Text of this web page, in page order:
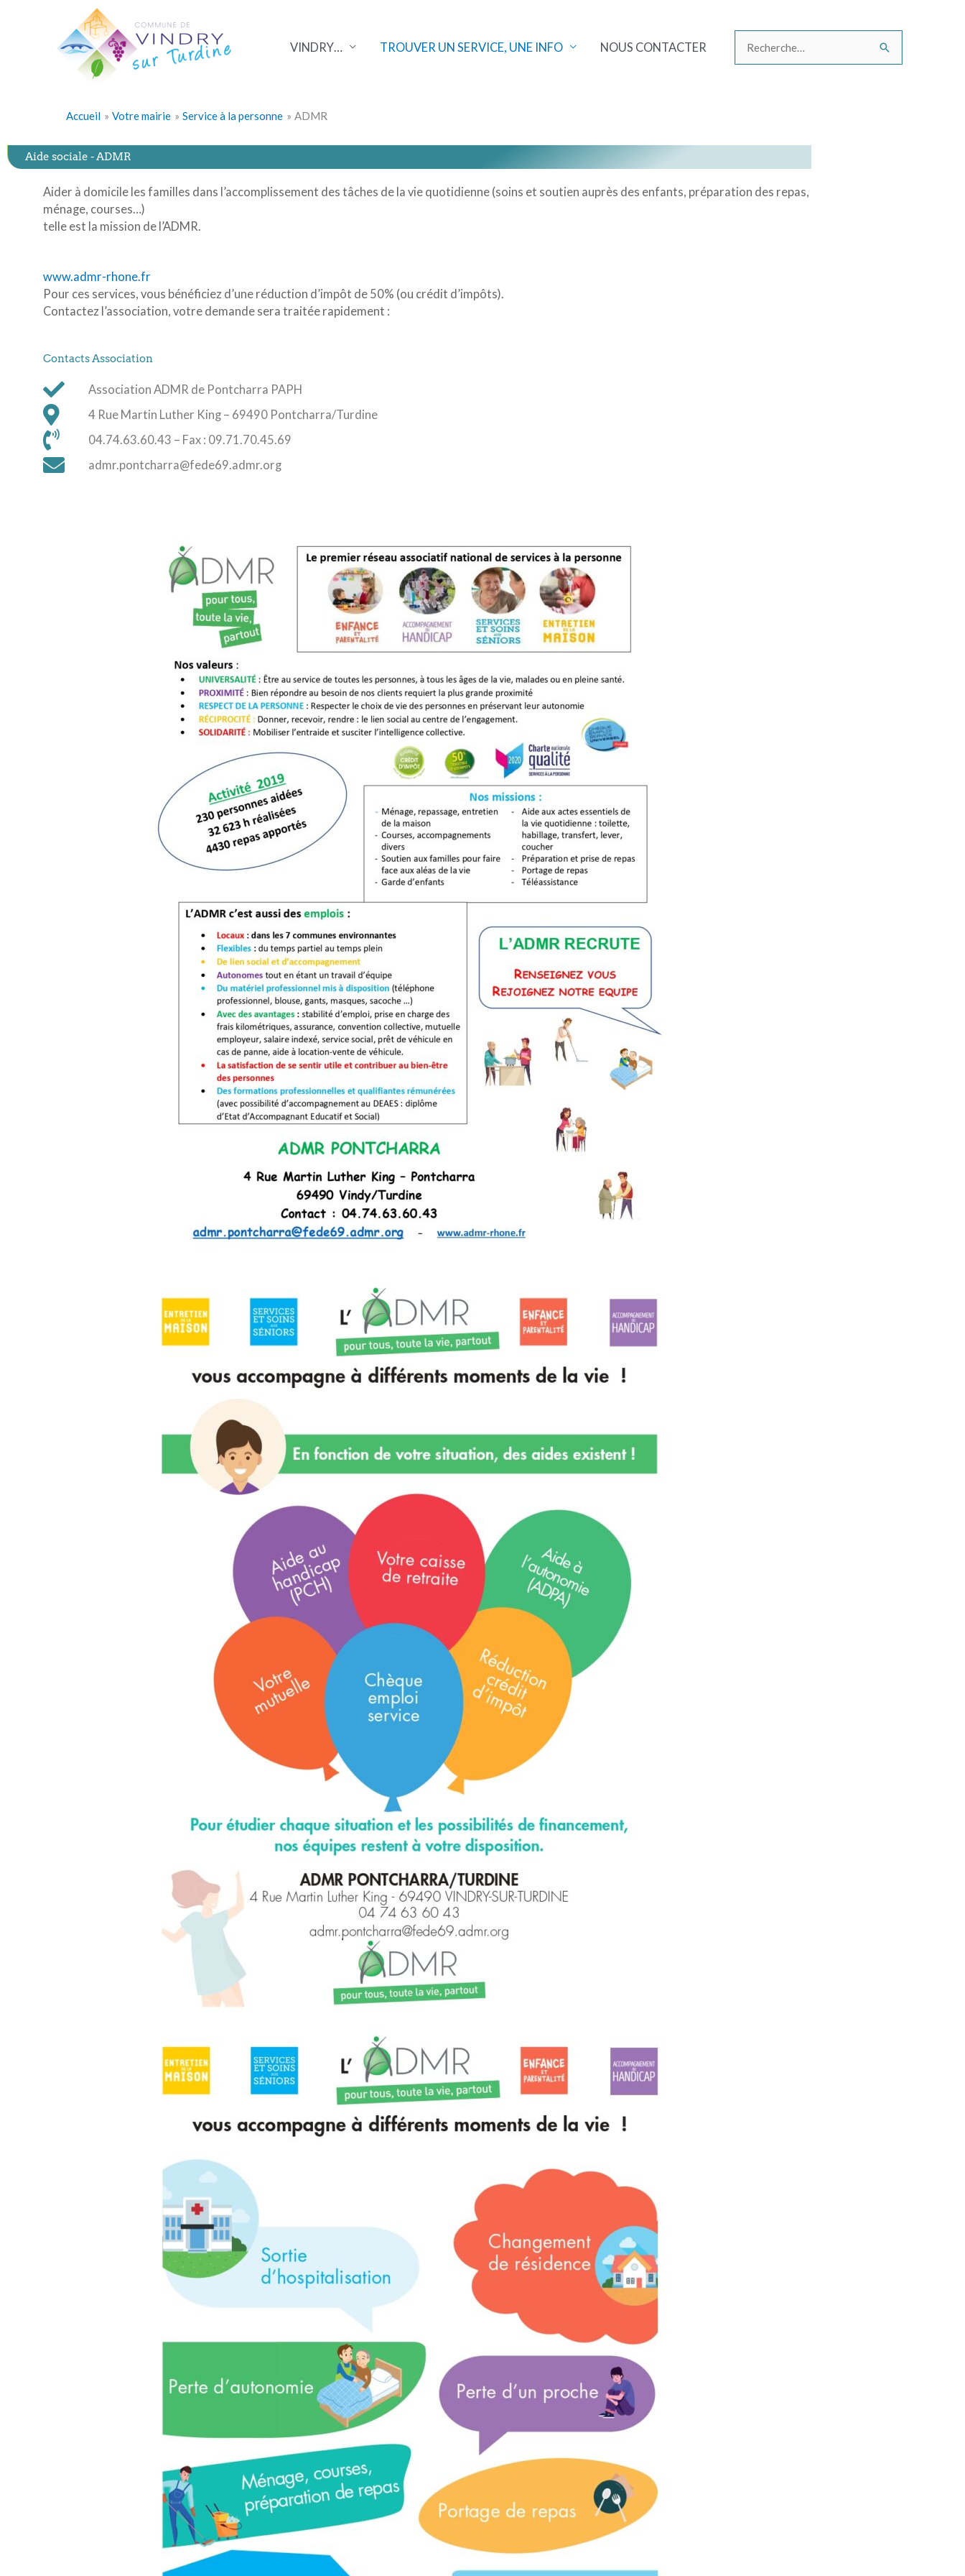
VINDRY… TROUVER UN SERVICE, UNE INFO NOUS CONTACTER Rechercher :
Accueil Votre mairie Service à la personne ADMR
Aide sociale - ADMR
Aider à domicile les familles dans l’accomplissement des tâches de la vie quotidienne (soins et soutien auprès des enfants, préparation des repas,
ménage, courses…)
telle est la mission de l’ADMR.
www.admr-rhone.fr
Pour ces services, vous bénéficiez d’une réduction d’impôt de 50% (ou crédit d’impôts).
Contactez l’association, votre demande sera traitée rapidement :
Contacts Association
Association ADMR de Pontcharra PAPH
4 Rue Martin Luther King – 69490 Pontcharra/Turdine
04.74.63.60.43 – Fax : 09.71.70.45.69
admr.pontcharra@fede69.admr.org